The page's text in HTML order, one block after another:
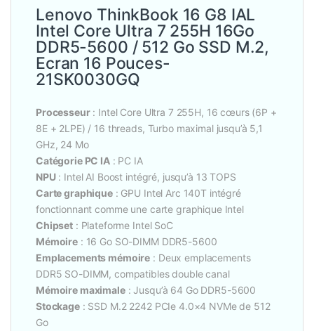
Lenovo ThinkBook 16 G8 IAL
Intel Core Ultra 7 255H 16Go
DDR5-5600 / 512 Go SSD M.2,
Ecran 16 Pouces-
21SK0030GQ
Processeur: Intel Core Ultra 7 255H, 16 cœurs (6P +
8E + 2LPE) / 16 threads, Turbo maximal jusqu’à 5,1
GHz, 24 Mo
Catégorie PC IA: PC IA
NPU: Intel AI Boost intégré, jusqu’à 13 TOPS
Carte graphique: GPU Intel Arc 140T intégré
fonctionnant comme une carte graphique Intel
Chipset : Plateforme Intel SoC
Mémoire : 16 Go SO-DIMM DDR5-5600
Emplacements mémoire : Deux emplacements
DDR5 SO-DIMM, compatibles double canal
Mémoire maximale: Jusqu’à 64 Go DDR5-5600
Stockage: SSD M.2 2242 PCIe 4.0×4 NVMe de 512
Go